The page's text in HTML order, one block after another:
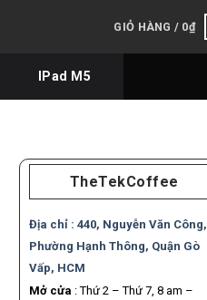
GIỎ HÀNG / 0₫
IPad M5
TheTekCoffee
Địa chỉ : 440, Nguyễn Văn Công,
Phường Hạnh Thông, Quận Gò
Vấp, HCM
Mở cửa : Thứ 2 – Thứ 7, 8 am –